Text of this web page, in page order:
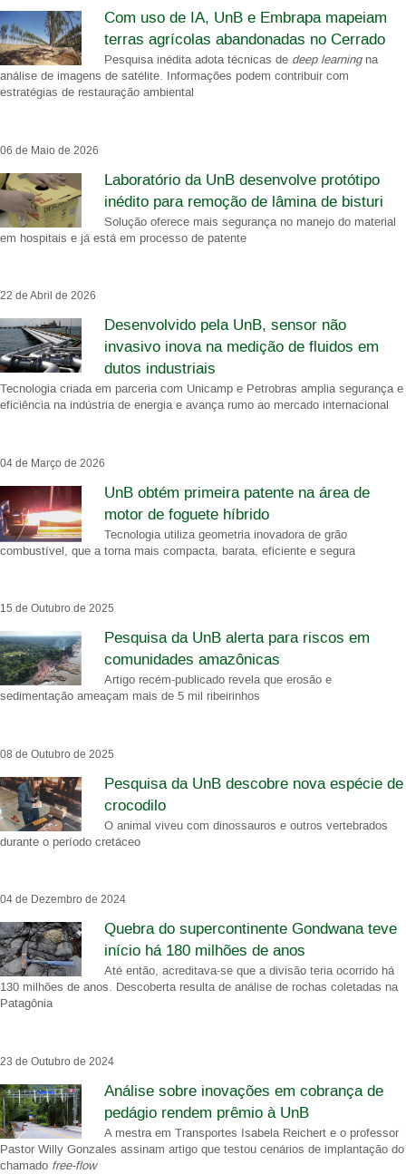
Com uso de IA, UnB e Embrapa mapeiam
terras agrícolas abandonadas no Cerrado
Pesquisa inédita adota técnicas dedeep learningna
análise de imagens de satélite. Informações podem contribuir com
estratégias de restauração ambiental
06 de Maio de 2026
Laboratório da UnB desenvolve protótipo
inédito para remoção de lâmina de bisturi
Solução oferece mais segurança no manejo do material
em hospitais e já está em processo de patente
22 de Abril de 2026
Desenvolvido pela UnB, sensor não
invasivo inova na medição de fluidos em
dutos industriais
Tecnologia criada em parceria com Unicamp e Petrobras amplia segurança e
eficiência na indústria de energia e avança rumo ao mercado internacional
04 de Março de 2026
UnB obtém primeira patente na área de
motor de foguete híbrido
Tecnologia utiliza geometria inovadora de grão
combustível, que a torna mais compacta, barata, eficiente e segura
15 de Outubro de 2025
Pesquisa da UnB alerta para riscos em
comunidades amazônicas
Artigo recém-publicado revela que erosão e
sedimentação ameaçam mais de 5 mil ribeirinhos
08 de Outubro de 2025
Pesquisa da UnB descobre nova espécie de
crocodilo
O animal viveu com dinossauros e outros vertebrados
durante o período cretáceo
04 de Dezembro de 2024
Quebra do supercontinente Gondwana teve
início há 180 milhões de anos
Até então, acreditava-se que a divisão teria ocorrido há
130 milhões de anos. Descoberta resulta de análise de rochas coletadas na
Patagônia
23 de Outubro de 2024
Análise sobre inovações em cobrança de
pedágio rendem prêmio à UnB
A mestra em Transportes Isabela Reichert e o professor
Pastor Willy Gonzales assinam artigo que testou cenários de implantação do
chamado free-flow